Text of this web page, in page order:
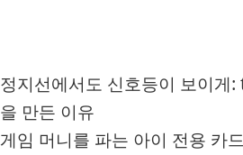
정지선에서도 신호등이 보이
을 만든 이유
게임 머니를 파는 아이 전용 카